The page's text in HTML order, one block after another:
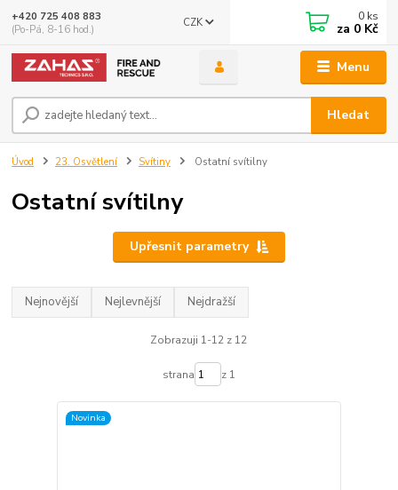
Menu
CZK
Hledat
+420 725 408 883
(Po-Pá, 8-16 hod.)
0 ks
za 0 Kč
Úvod 23. Osvětlení Svítiny Ostatní svítilny
Ostatní svítilny
Upřesnit parametry
Nejnovější Nejlevnější Nejdražší
Zobrazuji 1-12 z 12
strana z 1
Novinka